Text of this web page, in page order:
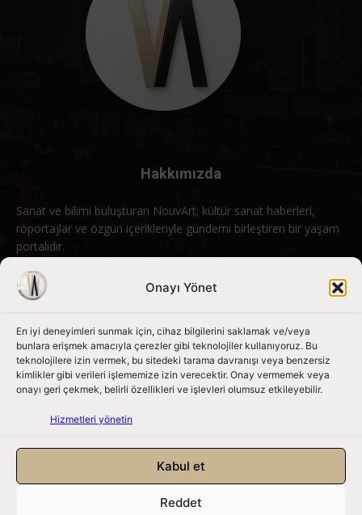
Onayı Yönet
En iyi deneyimleri sunmak için, cihaz bilgilerini saklamak ve/veya
bunlara erişmek amacıyla çerezler gibi teknolojiler kullanıyoruz. Bu
teknolojilere izin vermek, bu sitedeki tarama davranışı veya benzersiz
kimlikler gibi verileri işlememize izin verecektir. Onay vermemek veya
onayı geri çekmek, belirli özellikleri ve işlevleri olumsuz etkileyebilir.
Hizmetleri yönetin
Kabul et
Reddet
Hakkımızda
Sanat ve bilimi buluşturan NouvArt; kültür sanat haberleri,
röportajlar ve özgün içerikleriyle gündemi birleştiren bir yaşam
portalıdır.
Bizimle iletişime geçin: info@nouvart.net
Bizi Takip Edin